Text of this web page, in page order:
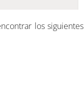
los siguientes